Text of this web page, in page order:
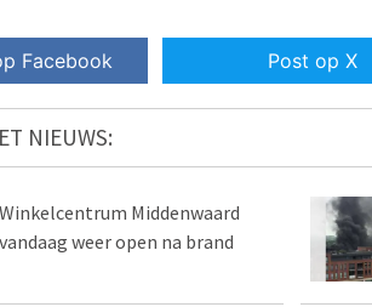
Facebook Post op X
NIEUWS:
Winkelcentrum Middenwaard
vandaag weer open na brand